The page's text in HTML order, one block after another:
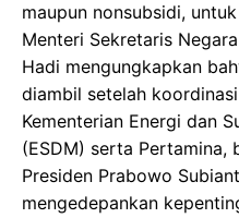
maupun nonsubsidi,
Menteri Sekretaris
Hadi mengungkapkan
diambil setelah
Kementerian Energi dan
(ESDM) serta Pertamina,
Presiden Prabowo
mengedepankan